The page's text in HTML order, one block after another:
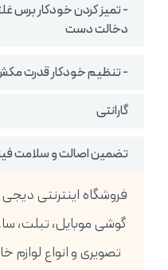
- تمیز کردن خودکار برس
دخالت دست
- تنظیم خودکار قدرت
گارانتی
تضمین اصالت و سلامت
فروشگاه اینترنتی دیجی
گوشی موبایل، تبلت،